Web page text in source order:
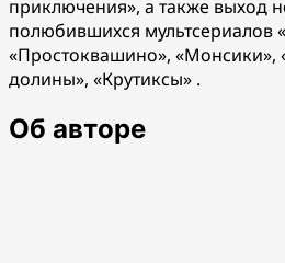
приключения», а также выход
полюбившихся мультсериалов
«Простоквашино»,
долины», «Крутиксы» .
Об авторе